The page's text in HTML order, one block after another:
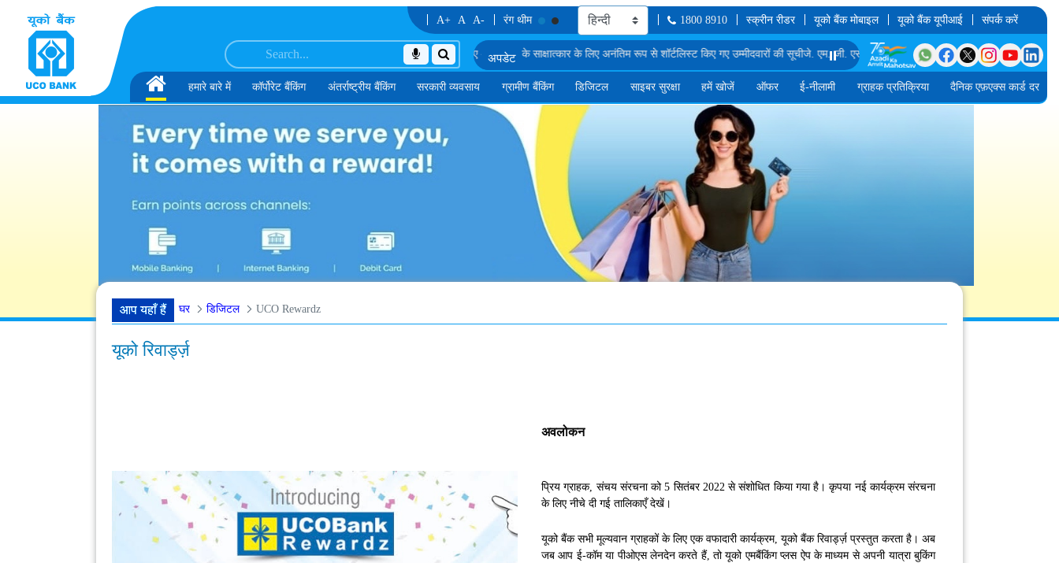
सामग्री पर छोड़ें A+ A A- रंग थीम 1800 8910 स्क्रीन रीडर यूको बैंक मोबाइल यूको बैंक यूपीआई संपर्क करें
के लिए अनंतिम रूप से चुने गए उम्मीदवारों की सूची एमएमजीएस-II में डेटा विश्लेषक के पद के लिए अंतिम दौर के साक्षात्कार के लिए अनंतिम रूप से शॉर्टलिस्ट किए गए उम्मीदवारों की सूचीजे. एम. जी. एस.-I में क्लाउड इंजीनियर के पद के लिए अंतिम दौर के साक्षात्कार के लिए
⏸️
Home
हमारे बारे में कॉर्पोरेट बैंकिंग अंतर्राष्ट्रीय बैंकिंग सरकारी व्यवसाय ग्रामीण बैंकिंग डिजिटल साइबर सुरक्षा हमें खोजें ऑफर ई-नीलामी ग्राहक प्रतिक्रिया दैनिक एफ़एक्स कार्ड दर
आप यहाँ हैं घर डिजिटल UCO Rewardz
यूको रिवार्ड्ज़
अवलोकन
प्रिय ग्राहक, संचय संरचना को 5 सितंबर 2022 से संशोधित किया गया है। कृपया नई कार्यक्रम संरचना
के लिए नीचे दी गई तालिकाएँ देखें।
यूको बैंक सभी मूल्यवान ग्राहकों के लिए एक वफादारी कार्यक्रम, यूको बैंक रिवार्ड्ज़ प्रस्तुत करता है। अब
जब आप ई-कॉम या पीओएस लेनदेन करते हैं, तो यूको एमबैंकिंग प्लस ऐप के माध्यम से अपनी यात्रा बुकिंग